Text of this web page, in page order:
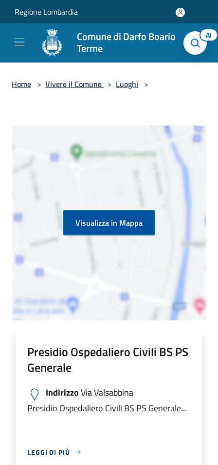
Regione Lombardia
Comune di Darfo Boario
Terme
AI
Home > Vivere il Comune > Luoghi >
Visualizza in Mappa
Presidio Ospedaliero Civili BS PS
Generale
IndirizzoVia Valsabbina
Presidio Ospedaliero Civili BS PS Generale...
LEGGI DI PIÙ